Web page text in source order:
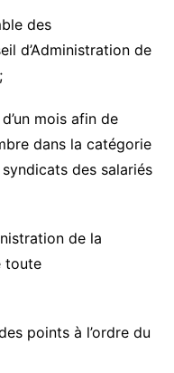
des
d’Administration de
mois afin de
dans la catégorie
des salariés
de la
toute
points à l’ordre du